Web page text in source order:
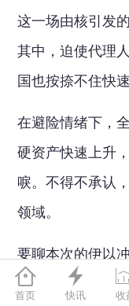
这一场由核引发
其中，迫使代理
国也按捺不住快
在避险情绪下，
硬资产快速上升
唳。不得不承认
领域。
要聊本次的伊以
伊朗的核计划比

首页

快讯 收